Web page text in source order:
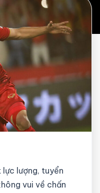
lượng, tuyển
vui về chấn